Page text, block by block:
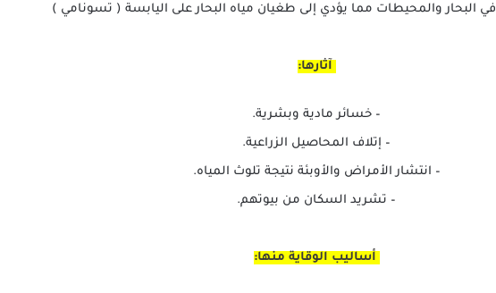
البحار والمحيطات مما يؤدي إلى طغيان مياه البحار على اليابسة ( تسونامي )
آثارها:
– خسائر مادية وبشرية.
– إتلاف المحاصيل الزراعية.
– انتشار الأمراض والأوبئة نتيجة تلوث المياه.
– تشريد السكان من بيوتهم.
أساليب الوقاية منها: